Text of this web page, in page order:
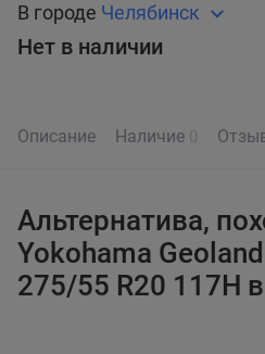
В городе Челябинск
Нет в наличии
Описание Наличие 0
Альтернатива,
Yokohama
275/55 R20 117H